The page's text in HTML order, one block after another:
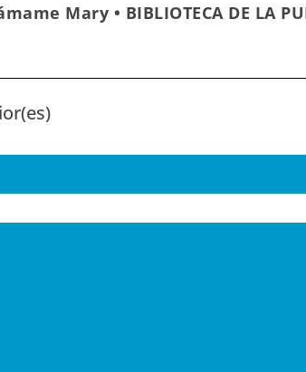
Mary • BIBLIOTECA DE LA